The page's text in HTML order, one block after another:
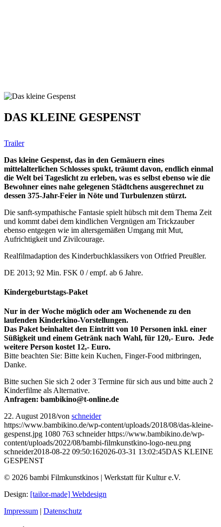
DAS KLEINE GESPENST
Trailer
Das kleine Gespenst, das in den Gemäuern eines
mittelalterlichen Schlosses spukt, träumt davon, endlich einmal
die Welt bei Tageslicht zu erleben, was es selbst ebenso wie die
Bewohner eines nahe gelegenen Städtchens ausgerechnet zu
dessen 375-Jahr-Feier in Nöte und Turbulenzen stürzt.
Die sanft-sympathische Fantasie spielt hübsch mit dem Thema Zeit
und kommt dabei dem kindlichen Vergnügen am Trickzauber
ebenso entgegen wie im altersgemäßen Umgang mit Mut,
Aufrichtigkeit und Zivilcourage.
Realfilmadaption des Kinderbuchklassikers von Otfried Preußler.
DE 2013; 92 Min. FSK 0 / empf. ab 6 Jahre.
Kindergeburtstags-Paket
Nur in der Woche möglich oder am Wochenende zu den
laufenden Kinderkino-Vorstellungen.
Das Paket beinhaltet den Eintritt von 10 Personen inkl. einer
Süßigkeit und einem Getränk nach Wahl, für 120,- Euro. Jede
weitere Person kostet 12,- Euro.
Bitte beachten Sie: Bitte kein Kuchen, Finger-Food mitbringen,
Danke.
Bitte suchen Sie sich 2 oder 3 Termine für sich aus und bitte auch 2
Kinderfilme als Alternative.
Anfragen: bambikino@t-online.de
22. August 2018/von schneider
https://www.bambikino.de/wp-content/uploads/2018/08/das-kleine-
gespenst.jpg 1080 763 schneider https://www.bambikino.de/wp-
content/uploads/2022/08/bambi-filmkunstkino-logo-neu.png
schneider2018-08-22 09:50:162026-03-31 13:02:45DAS KLEINE
GESPENST
© 2026 bambi Filmkunstkinos | Werkstatt für Kultur e.V.
Design: [tailor-made] Webdesign
Impressum | Datenschutz